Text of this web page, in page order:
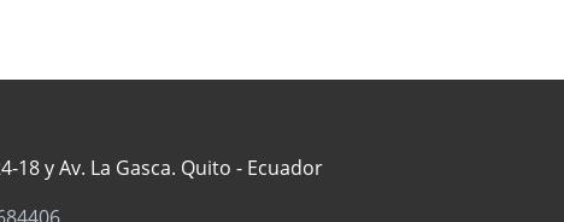
18 y Av. La Gasca. Quito - Ecuador